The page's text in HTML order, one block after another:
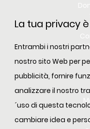
La tua privacy
Entrambi i nostri
nostro sito Web per
pubblicità, fornire
analizzare il nostro
´uso di questa
cambiare idea e
Zeffirino: santo e
Anno: 2009